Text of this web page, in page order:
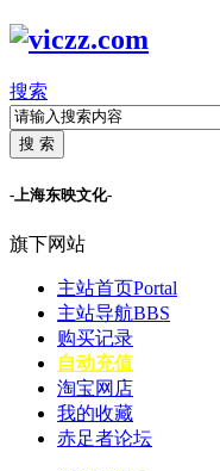
搜索
搜 索
-上海东映文化-
旗下网站
主站首页Portal
主站导航BBS
购买记录
自动充值
淘宝网店
我的收藏
赤足者论坛